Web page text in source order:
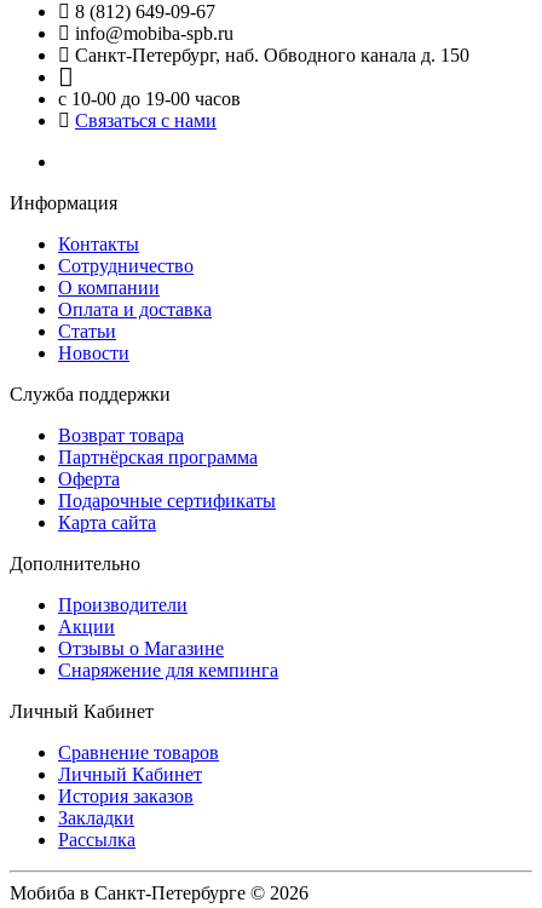
8 (812) 649-09-67
info@mobiba-spb.ru
Санкт-Петербург, наб. Обводного канала д. 150
с 10-00 до 19-00 часов
Связаться с нами
Информация
Контакты
Сотрудничество
О компании
Оплата и доставка
Статьи
Новости
Служба поддержки
Возврат товара
Партнёрская программа
Оферта
Подарочные сертификаты
Карта сайта
Дополнительно
Производители
Акции
Отзывы о Магазине
Снаряжение для кемпинга
Личный Кабинет
Сравнение товаров
Личный Кабинет
История заказов
Закладки
Рассылка
Мобиба в Санкт-Петербурге © 2026